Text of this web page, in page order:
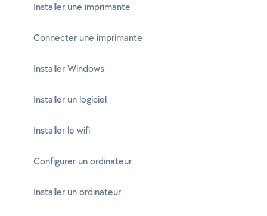
Installer une imprimante
Connecter une imprimante
Installer Windows
Installer un logiciel
Installer le wifi
Configurer un ordinateur
Installer un ordinateur